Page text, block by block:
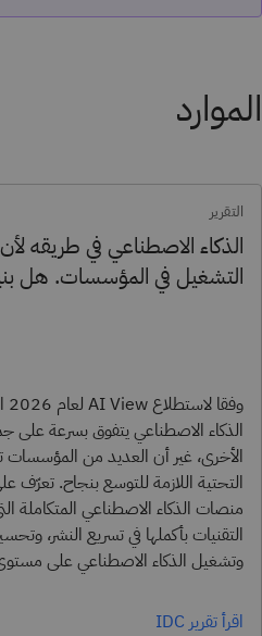
الموارد
التقرير
الذكاء الاصطناعي في طريقه
التشغيل في المؤسسات. هل
الذكاء الاصطناعي يتفوق بسرعة على
الأخرى، غير أن العديد من المؤسسات
التحتية اللازمة للتوسع بنجاح. تعرّف
منصات الذكاء الاصطناعي المتكاملة
التقنيات بأكملها في تسريع النشر،
وتشغيل الذكاء الاصطناعي على
اقرأ تقرير IDC